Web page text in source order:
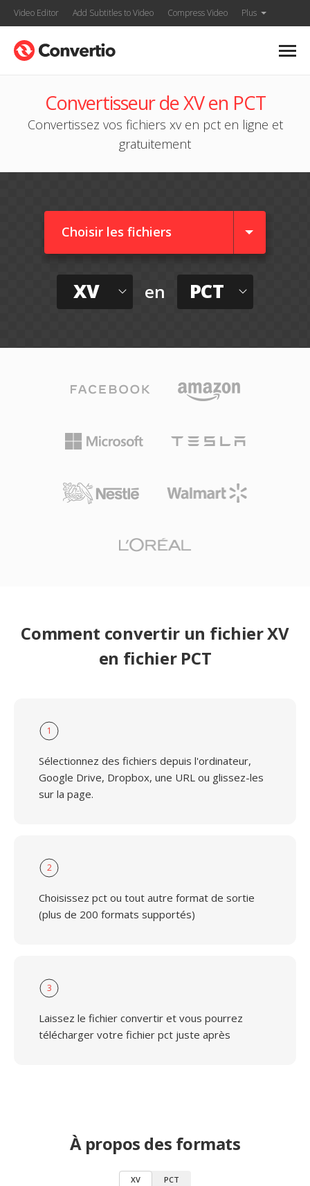
Video Editor Add Subtitles to Video Compress Video Plus
Convertisseur de XV en PCT
Convertissez vos fichiers xv en pct en ligne et
gratuitement
Choisir les fichiers
XV en PCT
Comment convertir un fichier XV
en fichier PCT
1
Sélectionnez des fichiers depuis l'ordinateur,
Google Drive, Dropbox, une URL ou glissez-les
sur la page.
2
Choisissez pct ou tout autre format de sortie
(plus de 200 formats supportés)
3
Laissez le fichier convertir et vous pourrez
télécharger votre fichier pct juste après
À propos des formats
XV PCT